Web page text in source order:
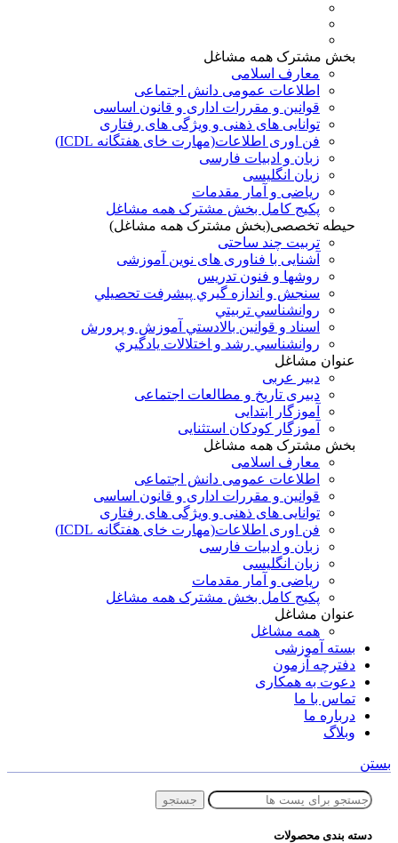
بخش مشترک همه مشاغل
معارف اسلامی
اطلاعات عمومی دانش اجتماعی
قوانین و مقررات اداری و قانون اساسی
توانایی های ذهنی و ویژگی های رفتاری
فن اوری اطلاعات(مهارت خای هفتگانه ICDL)
زبان و ادبیات فارسی
زبان انگلیسی
ریاضی و آمار مقدمات
پکیج کامل بخش مشترک همه مشاغل
حیطه تخصصی(بخش مشترک همه مشاغل)
تربیت چند ساحتی
آشنایی با فناوری های نوین آموزشی
روشها و فنون تدريس
سنجش و اندازه گيري پيشرفت تحصيلي
روانشناسي تربيتي
اسناد و قوانين بالادستي آموزش و پرورش
روانشناسي رشد و اختلالات يادگيري
عنوان مشاغل
دبير عربی
دبیری تاریخ و مطالعات اجتماعی
آموزگار ابتدایی
آموزگار کودکان استثنایی
بخش مشترک همه مشاغل
معارف اسلامی
اطلاعات عمومی دانش اجتماعی
قوانین و مقررات اداری و قانون اساسی
توانایی های ذهنی و ویژگی های رفتاری
فن اوری اطلاعات(مهارت خای هفتگانه ICDL)
زبان و ادبیات فارسی
زبان انگلیسی
ریاضی و آمار مقدمات
پکیج کامل بخش مشترک همه مشاغل
عنوان مشاغل
همه مشاغل
بسته آموزشی
دفترچه آزمون
دعوت به همکاری
تماس با ما
درباره ما
وبلاگ
بستن
جستجو
دسته بندی محصولات